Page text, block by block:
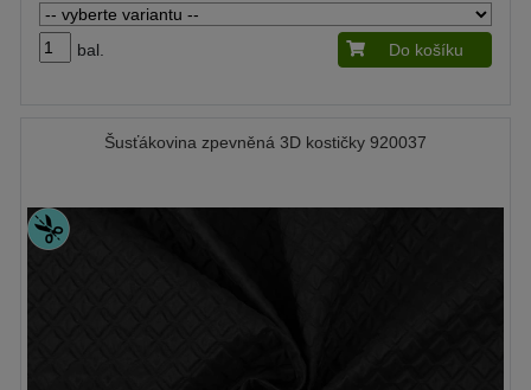
bal. Do košíku
Šusťákovina zpevněná 3D kostičky 920037